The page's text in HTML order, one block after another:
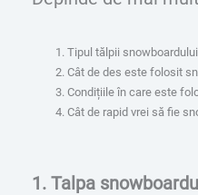
Tipul tălpii snowboardului
Cât de des este folosit
Condițiile în care este
Cât de rapid vrei să fie
1. Talpa